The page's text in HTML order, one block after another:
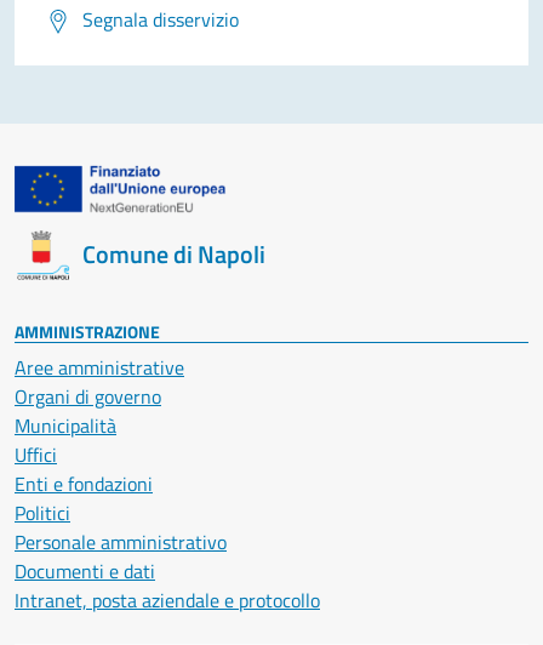
Segnala disservizio
Comune di Napoli
AMMINISTRAZIONE
Aree amministrative
Organi di governo
Municipalità
Uffici
Enti e fondazioni
Politici
Personale amministrativo
Documenti e dati
Intranet, posta aziendale e protocollo